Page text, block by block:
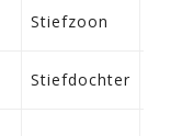
Stiefzoon
Stiefdochter